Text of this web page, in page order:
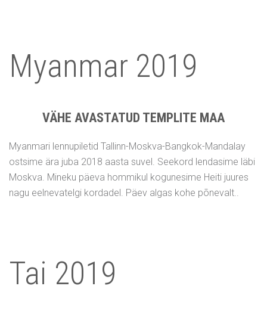
Myanmar 2019
VÄHE AVASTATUD TEMPLITE MAA
Myanmari lennupiletid Tallinn-Moskva-Bangkok-Mandalay
ostsime ära juba 2018 aasta suvel. Seekord lendasime läbi
Moskva. Mineku päeva hommikul kogunesime Heiti juures
nagu eelnevatelgi kordadel. Päev algas kohe põnevalt..
Tai 2019